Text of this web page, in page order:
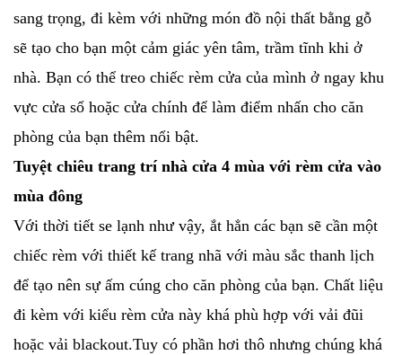
sang trọng, đi kèm với những món đồ nội thất bằng gỗ
sẽ tạo cho bạn một cảm giác yên tâm, trầm tĩnh khi ở
nhà. Bạn có thể treo chiếc rèm cửa của mình ở ngay khu
vực cửa sổ hoặc cửa chính để làm điểm nhấn cho căn
phòng của bạn thêm nổi bật.
Tuyệt chiêu trang trí nhà cửa 4 mùa với rèm cửa vào
mùa đông
Với thời tiết se lạnh như vậy, ắt hẳn các bạn sẽ cần một
chiếc rèm với thiết kế trang nhã với màu sắc thanh lịch
để tạo nên sự ấm cúng cho căn phòng của bạn. Chất liệu
đi kèm với kiểu rèm cửa này khá phù hợp với vải đũi
hoặc vải blackout.Tuy có phần hơi thô nhưng chúng khá